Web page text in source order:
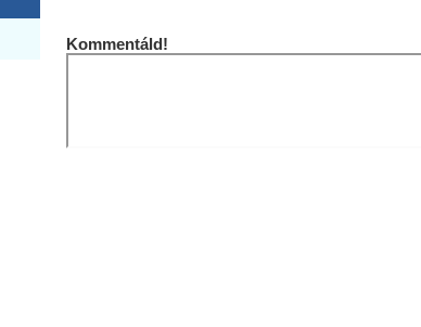
Kommentáld!